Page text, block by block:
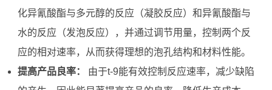
化异氰酸酯与多元醇的反应（凝胶反应）和异氰酸酯与
水的反应（发泡反应），并通过调节用量，控制两个反
应的相对速率，从而获得理想的泡孔结构和材料性能。
提高产品良率：
由于t-9能有效控制反应速率，减少缺陷